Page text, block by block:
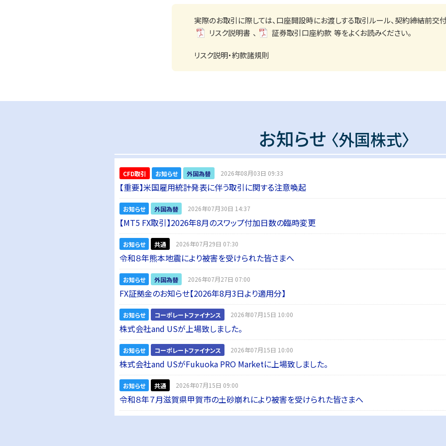
実際のお取引に際しては、口座開設時にお渡しする取引ルール、契約締結前交
リスク説明書 、 証券取引口座約款 等をよくお読みください。
リスク説明・約款諸規則
お知らせ 〈外国株式〉
CFD取引 お知らせ 外国為替 2026年08月03日 09:33
【重要】米国雇用統計発表に伴う取引に関する注意喚起
お知らせ 外国為替 2026年07月30日 14:37
【MT5 FX取引】2026年8月のスワップ付加日数の臨時変更
お知らせ 共通 2026年07月29日 07:30
令和８年熊本地震により被害を受けられた皆さまへ
お知らせ 外国為替 2026年07月27日 07:00
FX証拠金のお知らせ【2026年8月3日より適用分】
お知らせ コーポレートファイナンス 2026年07月15日 10:00
株式会社and USが上場致しました。
お知らせ コーポレートファイナンス 2026年07月15日 10:00
株式会社and USがFukuoka PRO Marketに上場致しました。
お知らせ 共通 2026年07月15日 09:00
令和８年７月滋賀県甲賀市の土砂崩れにより被害を受けられた皆さまへ